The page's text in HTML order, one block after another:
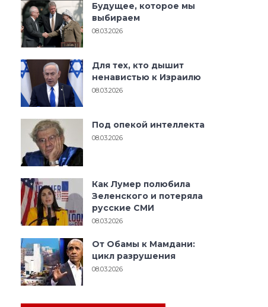
Будущее, которое мы
выбираем
08.03.2026
Для тех, кто дышит
ненавистью к Израилю
08.03.2026
Под опекой интеллекта
08.03.2026
Как Лумер полюбила
Зеленского и потеряла
русские СМИ
08.03.2026
От Обамы к Мамдани:
цикл разрушения
08.03.2026